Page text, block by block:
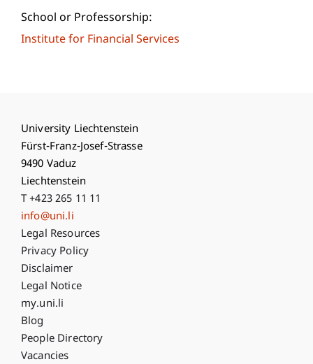
School or Professorship:
Institute for Financial Services
University Liechtenstein
Fürst-Franz-Josef-Strasse
9490 Vaduz
Liechtenstein
T +423 265 11 11
info@uni.li
Fußzeile Rechtliche Hinweise
Legal Resources
Privacy Policy
Disclaimer
Legal Notice
Fußzeile Subdomain-Verzeichnis
my.uni.li
Blog
People Directory
Vacancies